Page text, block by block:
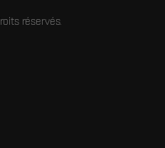
réservés.